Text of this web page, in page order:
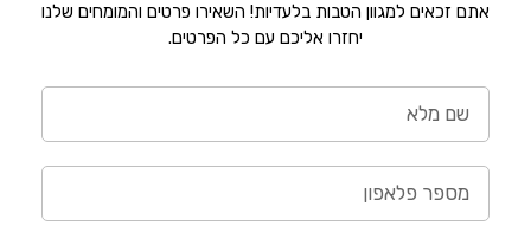
אתם זכאים למגוון הטבות בלעדיות! השאירו פרטים והמומחים שלנו
יחזרו אליכם עם כל הפרטים.